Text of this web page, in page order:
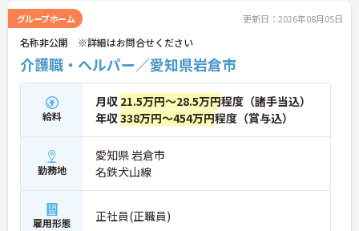
グループホーム 更新日：2026年08月05日
名称非公開 ※詳細はお問合せください
介護職・ヘルパー／愛知県岩倉市
給料
月収 21.5万円～28.5万円程度（諸手当込）
年収338万円～454万円程度（賞与込）
勤務地
愛知県 岩倉市
名鉄犬山線
雇用形態 正社員(正職員)